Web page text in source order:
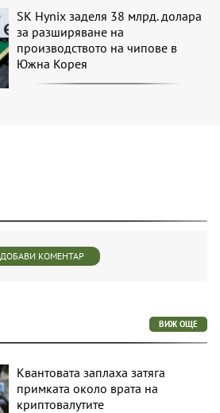
SK Hynix заделя 38 млрд. долара
за разширяване на
производството на чипове в
Южна Корея
ДОБАВИ КОМЕНТАР
ВИЖ ОЩЕ
Квантовата заплаха затяга
примката около врата на
криптовалутите